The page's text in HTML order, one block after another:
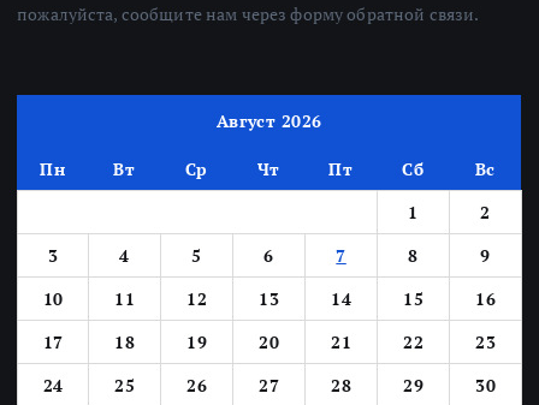
пожалуйста, сообщите нам через форму обратной связи.
Август 2026
Пн Вт Ср Чт Пт Сб
Вс
1
2
3
4 5 6 7 8
9
10
11 12 13 14 15
16
17
18 19 20 21 22
23
24
25 26 27 28 29
30